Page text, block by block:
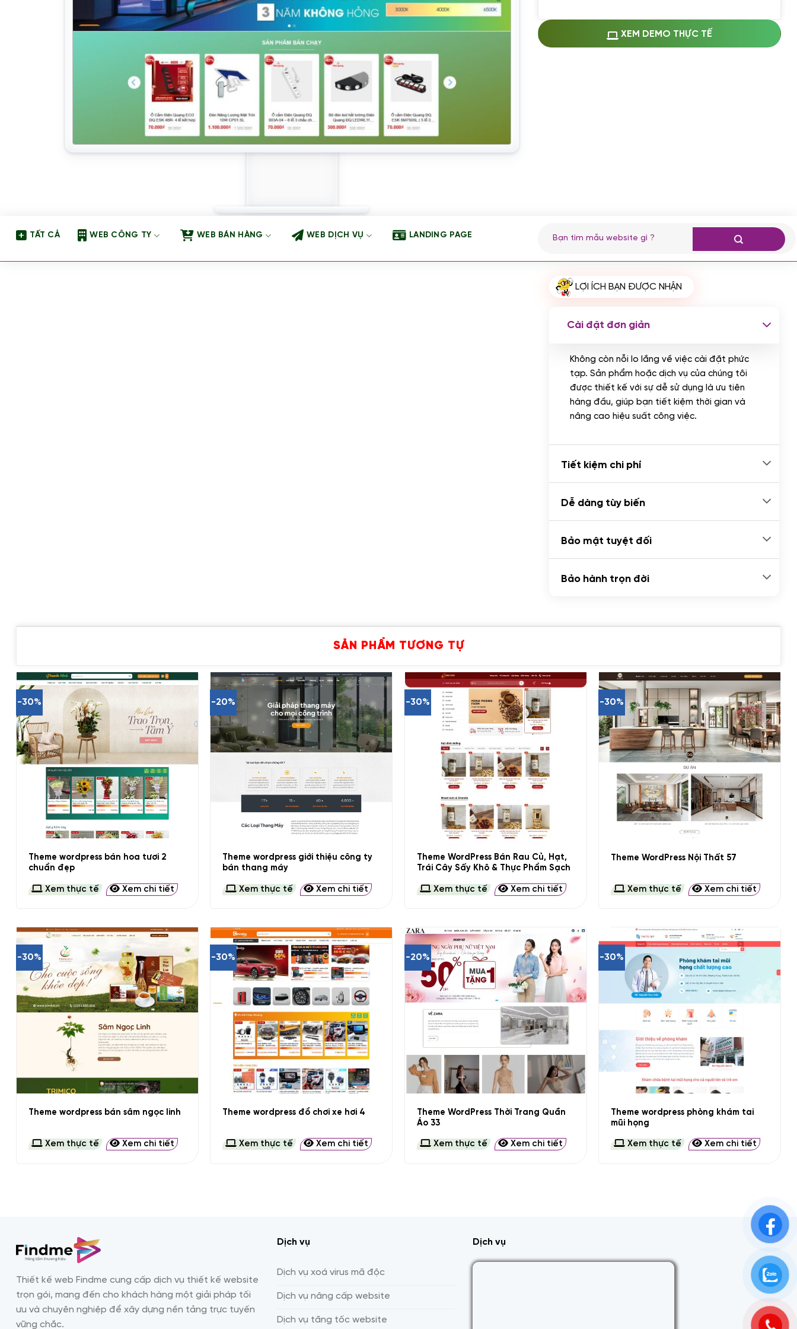
Thay logo + thông tin doanh nghiệp
(+100.000 VND)
Cài đặt plugin theo yêu cầu
(+100.000 VND)
qua ngân hàng vietcombank,
XEM DEMO THỰC TẾ
TẤT CẢ WEB CÔNG TY WEB BÁN HÀNG WEB DỊCH VỤ LANDING PAGE
kiếm:
LỢI ÍCH BẠN ĐƯỢC NHẬN
Cài đặt đơn giản
Không còn nỗi lo lắng về việc cài đặt phức
tạp. Sản phẩm hoặc dịch vụ của chúng tôi
được thiết kế với sự dễ sử dụng là ưu tiên
hàng đầu, giúp bạn tiết kiệm thời gian và
nâng cao hiệu suất công việc.
Tiết kiệm chi phí
Dễ dàng tùy biến
Bảo mật tuyệt đối
Bảo hành trọn đời
SẢN PHẨM TƯƠNG TỰ
-30%
Theme wordpress bán hoa tươi 2
chuẩn đẹp
Xem thực tế Xem chi tiết
-20%
Theme wordpress giới thiệu công ty
bán thang máy
Xem thực tế Xem chi tiết
-30%
Theme WordPress Bán Rau Củ, Hạt,
Trái Cây Sấy Khô & Thực Phẩm Sạch
Xem thực tế Xem chi tiết
-30%
Theme WordPress Nội Thất 57
Xem thực tế Xem chi tiết
-30%
Theme wordpress bán sâm ngọc linh
Xem thực tế Xem chi tiết
-30%
Theme wordpress đồ chơi xe hơi 4
Xem thực tế Xem chi tiết
-20%
+
Theme WordPress Thời Trang Quần
Áo 33
Xem thực tế Xem chi tiết
-30%
Theme wordpress phòng khám tai
mũi họng
Xem thực tế Xem chi tiết
Thiết kế web Findme cung cấp dịch vụ thiết kế website
trọn gói, mang đến cho khách hàng một giải pháp tối
ưu và chuyên nghiệp để xây dựng nền tảng trực tuyến
vững chắc.
Dịch vụ
Dịch vụ xoá virus mã độc
Dịch vụ nâng cấp website
Dịch vụ tăng tốc website
Dịch vụ